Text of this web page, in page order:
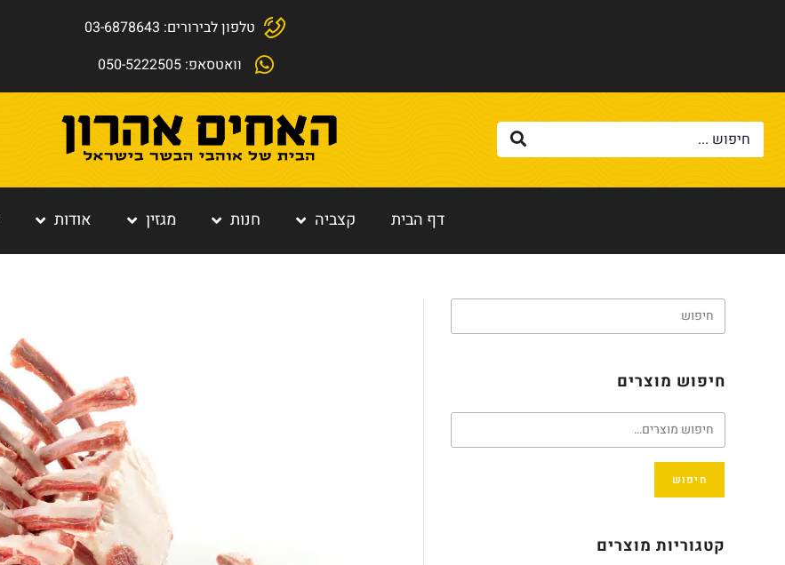
טלפון לבירורים: 03-6878643
וואטסאפ: 050-5222505
דף הבית קצביה חנות מגזין אודות
חיפוש מוצרים
חיפוש
קטגוריות מוצרים